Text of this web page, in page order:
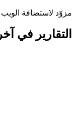
مزوّد لاستضافة
التقارير في آخر 24 ساعة